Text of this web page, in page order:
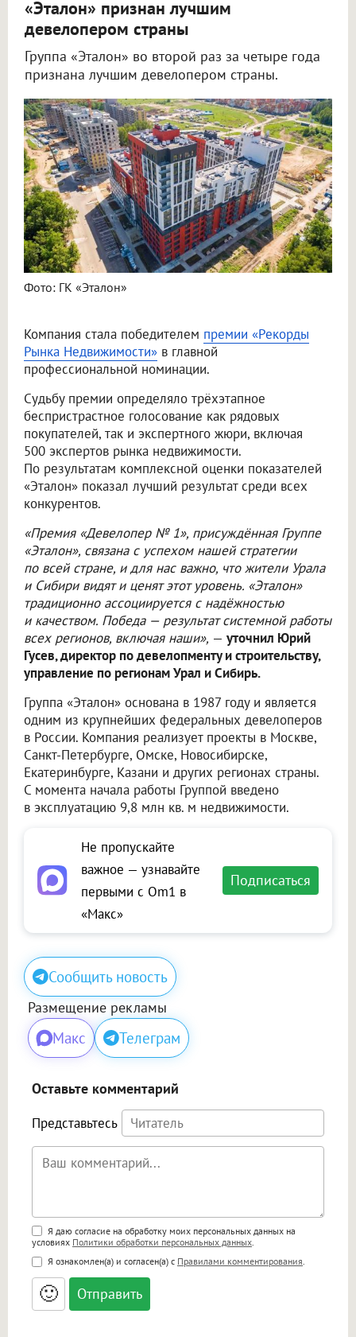
«Эталон» признан лучшим
девелопером страны
Группа «Эталон» во второй раз за четыре года
признана лучшим девелопером страны.
Фото: ГК «Эталон»
Компания стала победителем премии «Рекорды
Рынка Недвижимости» в главной
профессиональной номинации.
Судьбу премии определяло трёхэтапное
беспристрастное голосование как рядовых
покупателей, так и экспертного жюри, включая
500 экспертов рынка недвижимости.
По результатам комплексной оценки показателей
«Эталон» показал лучший результат среди всех
конкурентов.
«Премия «Девелопер № 1», присуждённая Группе
«Эталон», связана с успехом нашей стратегии
по всей стране, и для нас важно, что жители Урала
и Сибири видят и ценят этот уровень. «Эталон»
традиционно ассоциируется с надёжностью
и качеством. Победа — результат системной работы
всех регионов, включая наши», — уточнил Юрий
Гусев, директор по девелопменту и строительству,
управление по регионам Урал и Сибирь.
Группа «Эталон» основана в 1987 году и является
одним из крупнейших федеральных девелоперов
в России. Компания реализует проекты в Москве,
Санкт-Петербурге, Омске, Новосибирске,
Екатеринбурге, Казани и других регионах страны.
С момента начала работы Группой введено
в эксплуатацию 9,8 млн кв. м недвижимости.
Не пропускайте
важное — узнавайте
первыми с Om1 в
«Макс»
Подписаться
Сообщить новость
Размещение рекламы
Макс Телеграм
Оставьте комментарий
Представьтесь
Поддержка HTML
<b>, <strong>, <u>, <i>, <em>, <s>, <big>,
<small>, <sup>, <sub>, <pre>, <ul>, <ol>, <li>,
<blockquote>, <code> экранирует HTML,
адреса URL автоматически становятся
ссылками, и [img]адрес[/img] будет
Я даю согласие на обработку моих персональных данных на
условиях Политики обработки персональных данных.
Я ознакомлен(а) и согласен(а) с Правилами комментирования.
🙂